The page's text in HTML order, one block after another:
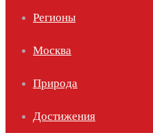
Регионы
Москва
Природа
Достижения